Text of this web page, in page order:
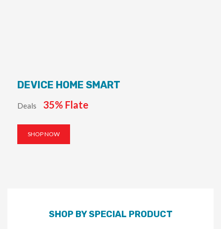
DEVICE HOME SMART
Deals 35% Flate
SHOP NOW
SHOP BY SPECIAL PRODUCT